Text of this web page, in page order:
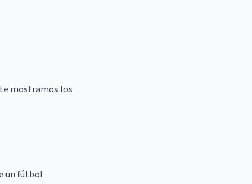
mostramos los
un fútbol